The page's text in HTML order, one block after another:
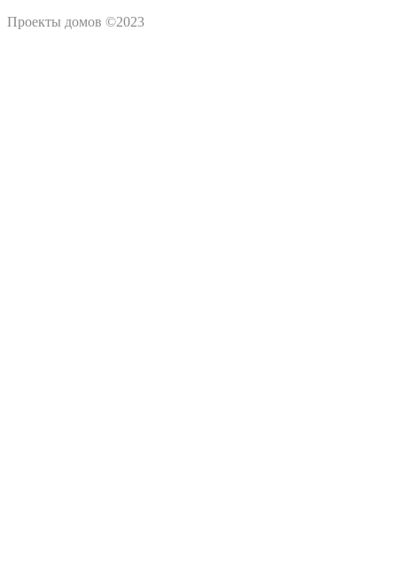
Проекты домов ©2023